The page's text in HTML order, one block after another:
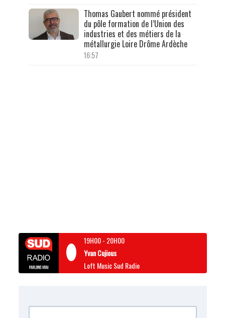
Thomas Gaubert nommé président
du pôle formation de l’Union des
industries et des métiers de la
métallurgie Loire Drôme Ardèche
16:57
19H00- 20H00
Yvan Cujious
Loft Music Sud Radio